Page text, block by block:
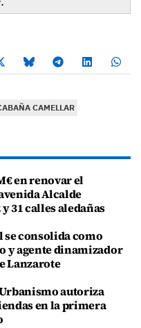
CAMELLAR
en renovar el
Alcalde
31 calles aledañas
se consolida como
y agente dinamizador
Lanzarote
autoriza
en la primera